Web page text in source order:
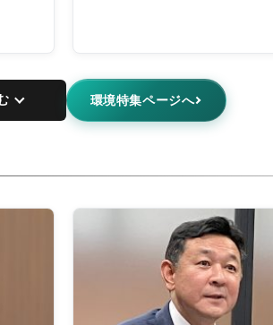
環境特集ページへ